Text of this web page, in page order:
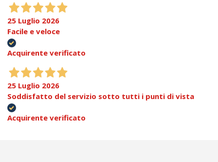
25 Luglio 2026
Facile e veloce
Acquirente verificato
25 Luglio 2026
Soddisfatto del servizio sotto tutti i punti di vista
Acquirente verificato